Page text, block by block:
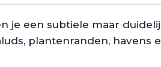
je een subtiele maar
plantenranden, havens